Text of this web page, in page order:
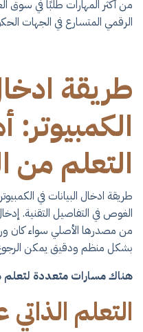
من أكثر المهارات طلبًا في سوق
الرقمي المتسارع في الجهات
​طريقة
التعلم من
​طريقة ادخال البيانات في
الغوص في التفاصيل التقنية.
من مصدرها الأصلي سواء كان
بشكل منظم ودقيق يمكن الرجوع
هناك مسارات متعددة لتعلم
التعلم الذاتي